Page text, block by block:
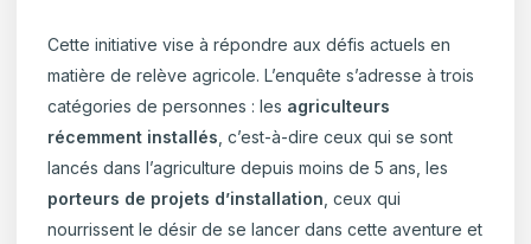
Cette initiative vise à répondre aux défis actuels en
matière de relève agricole. L’enquête s’adresse à trois
catégories de personnes : les agriculteurs
récemment installés , c’est-à-dire ceux qui se sont
lancés dans l’agriculture depuis moins de 5 ans, les
porteurs de projets d’installation , ceux qui
nourrissent le désir de se lancer dans cette aventure et